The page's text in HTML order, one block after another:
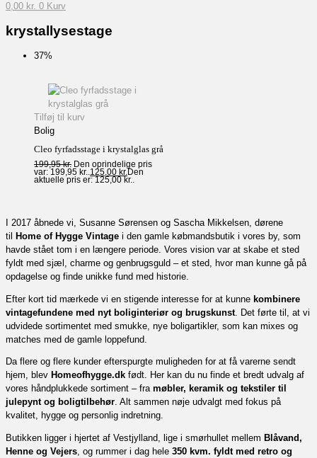
0,00 kr. 0 Kurv
krystallysestage
37%
Tilføj til kurv
Bolig
Cleo fyrfadsstage i krystalglas grå
199,95kr. Den oprindelige pris
var: 199,95 kr..125,00 kr.Den
aktuelle pris er: 125,00 kr..
I 2017 åbnede vi, Susanne Sørensen og Sascha Mikkelsen, dørene
til
Home of Hygge Vintage i den gamle købmandsbutik i vores by, som
havde stået tom i en længere periode. Vores vision var at skabe et sted
fyldt med sjæl, charme og genbrugsguld – et sted, hvor man kunne gå på
opdagelse og finde unikke fund med historie.
Efter kort tid mærkede vi en stigende interesse for at kunne kombinere
vintagefundene med nyt boliginteriør og brugskunst . Det førte til, at vi
udvidede sortimentet med smukke, nye boligartikler, som kan mixes og
matches med de gamle loppefund.
Da flere og flere kunder efterspurgte muligheden for at få varerne sendt
hjem, blev Homeofhygge.dk født. Her kan du nu finde et bredt udvalg af
vores håndplukkede sortiment – fra møbler, keramik og tekstiler til
julepynt og boligtilbehør. Alt sammen nøje udvalgt med fokus på
kvalitet, hygge og personlig indretning.
Butikken ligger i hjertet af Vestjylland, lige i smørhullet mellem Blåvand,
Henne og Vejers, og rummer i dag hele 350 kvm. fyldt med retro og